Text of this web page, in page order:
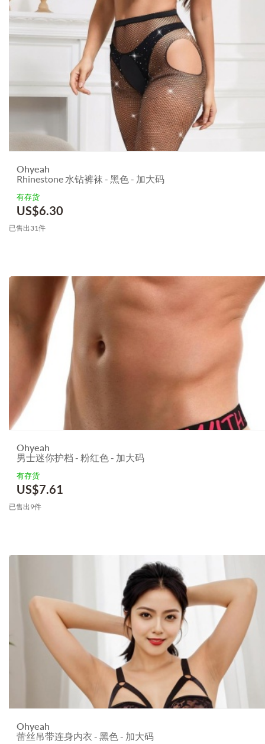
Ohyeah
Rhinestone 水钻裤袜 - 黑色 - 加大码
有存货
US$6.30
已售出31件
Ohyeah
男士迷你护档 - 粉红色 - 加大码
有存货
US$7.61
已售出9件
Ohyeah
蕾丝吊带连身内衣 - 黑色 - 加大码